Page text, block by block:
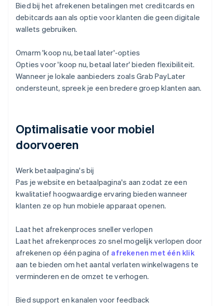
Bied bij het afrekenen betalingen met creditcards en
debitcards aan als optie voor klanten die geen digitale
wallets gebruiken.
Omarm 'koop nu, betaal later'-opties
Opties voor 'koop nu, betaal later' bieden flexibiliteit.
Wanneer je lokale aanbieders zoals Grab PayLater
ondersteunt, spreek je een bredere groep klanten aan.
Optimalisatie voor mobiel
doorvoeren
Werk betaalpagina's bij
Pas je website en betaalpagina's aan zodat ze een
kwalitatief hoogwaardige ervaring bieden wanneer
klanten ze op hun mobiele apparaat openen.
Laat het afrekenproces sneller verlopen
Laat het afrekenproces zo snel mogelijk verlopen door
afrekenen op één pagina of afrekenen met één klik
aan te bieden om het aantal verlaten winkelwagens te
verminderen en de omzet te verhogen.
Bied support en kanalen voor feedback